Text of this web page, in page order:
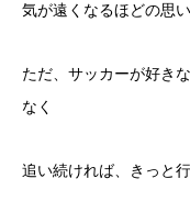
気が遠くなるほどの思
ただ、サッカーが好き
なく
追い続ければ、きっと